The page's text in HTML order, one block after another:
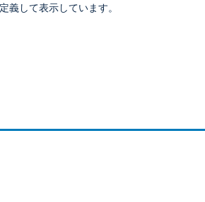
して表示しています。